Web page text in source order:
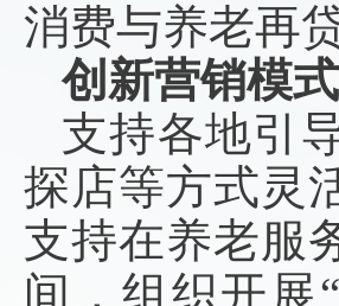
消费与养老再
创新营销模
支持各地引
探店等方式灵
支持在养老服
间，组织开展